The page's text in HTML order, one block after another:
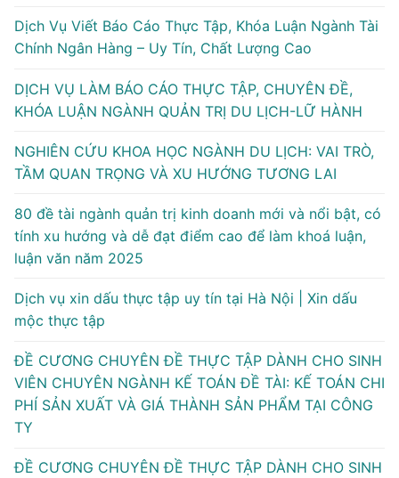
Dịch Vụ Viết Báo Cáo Thực Tập, Khóa Luận Ngành Tài
Chính Ngân Hàng – Uy Tín, Chất Lượng Cao
DỊCH VỤ LÀM BÁO CÁO THỰC TẬP, CHUYÊN ĐỀ,
KHÓA LUẬN NGÀNH QUẢN TRỊ DU LỊCH-LỮ HÀNH
NGHIÊN CỨU KHOA HỌC NGÀNH DU LỊCH: VAI TRÒ,
TẦM QUAN TRỌNG VÀ XU HƯỚNG TƯƠNG LAI
80 đề tài ngành quản trị kinh doanh mới và nổi bật, có
tính xu hướng và dễ đạt điểm cao để làm khoá luận,
luận văn năm 2025
Dịch vụ xin dấu thực tập uy tín tại Hà Nội | Xin dấu
mộc thực tập
ĐỀ CƯƠNG CHUYÊN ĐỀ THỰC TẬP DÀNH CHO SINH
VIÊN CHUYÊN NGÀNH KẾ TOÁN ĐỀ TÀI: KẾ TOÁN CHI
PHÍ SẢN XUẤT VÀ GIÁ THÀNH SẢN PHẨM TẠI CÔNG
TY
ĐỀ CƯƠNG CHUYÊN ĐỀ THỰC TẬP DÀNH CHO SINH